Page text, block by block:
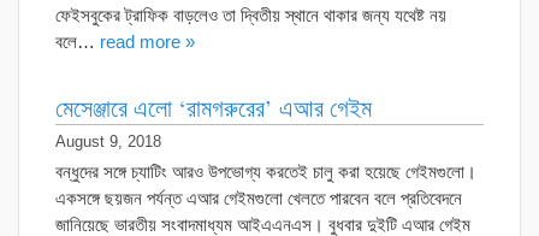
ফেইসবুকের ট্রাফিক বাড়লেও তা দ্বিতীয় স্থানে থাকার জন্য যথেষ্ট নয়
বলে… read more »
মেসেঞ্জারে এলো ‘রামগরুরের’ এআর গেইম
August 9, 2018
বন্ধুদের সঙ্গে চ্যাটিং আরও উপভোগ্য করতেই চালু করা হয়েছে গেইমগুলো।
একসঙ্গে ছয়জন পর্যন্ত এআর গেইমগুলো খেলতে পারবেন বলে প্রতিবেদনে
জানিয়েছে ভারতীয় সংবাদমাধ্যম আইএএনএস। বুধবার দুইটি এআর গেইম